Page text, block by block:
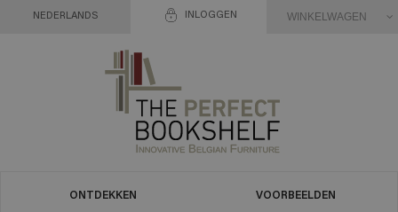
INLOGGEN
NEDERLANDS WINKELWAGEN
ONTDEKKEN VOORBEELDEN